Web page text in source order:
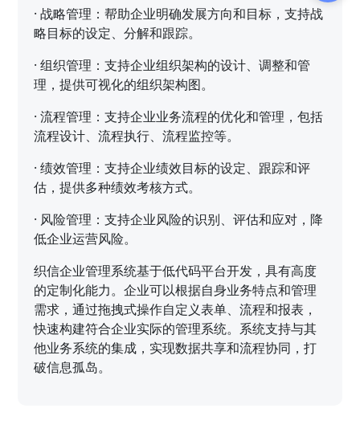
·战略管理：帮助企业明确发展方向和目标，支持战
略目标的设定、分解和跟踪。
·组织管理：支持企业组织架构的设计、调整和管
理，提供可视化的组织架构图。
·流程管理：支持企业业务流程的优化和管理，包括
流程设计、流程执行、流程监控等。
·绩效管理：支持企业绩效目标的设定、跟踪和评
估，提供多种绩效考核方式。
· 风险管理：支持企业风险的识别、评估和应对，降
低企业运营风险。
织信企业管理系统基于低代码平台开发，具有高度
的定制化能力。企业可以根据自身业务特点和管理
需求，通过拖拽式操作自定义表单、流程和报表，
快速构建符合企业实际的管理系统。系统支持与其
他业务系统的集成，实现数据共享和流程协同，打
破信息孤岛。